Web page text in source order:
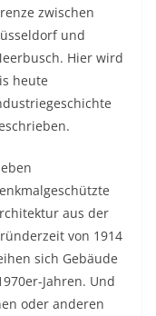
zwischen
und
Hier wird
heute
aus der
von 1914
sich Gebäude
Jahren. Und
oder anderen